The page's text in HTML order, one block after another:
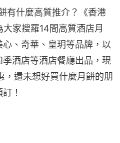
有什麼高質推介？《香港
家搜羅14間高質酒店月
、奇華、皇玥等品牌，以
酒店等酒店餐廳出品，現
，還未想好買什麼月餅的朋
！